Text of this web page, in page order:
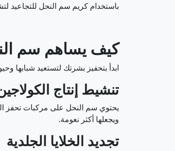
باستخدام كريم سم النحل
كيف يساهم سم
ابدأ بتحفيز بشرتك لتستعيد شبابها
تنشيط إنتاج
يحتوي سم النحل على مركبات تحفز
ويجعلها أكثر نعومة.
تجديد الخلايا الجلدية